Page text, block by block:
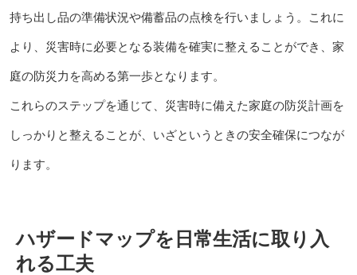
持ち出し品の準備状況や備蓄品の点検を行いましょう。これに
より、災害時に必要となる装備を確実に整えることができ、家
庭の防災力を高める第一歩となります。
これらのステップを通じて、災害時に備えた家庭の防災計画を
しっかりと整えることが、いざというときの安全確保につなが
ります。
ハザードマップを日常生活に取り入
れる工夫